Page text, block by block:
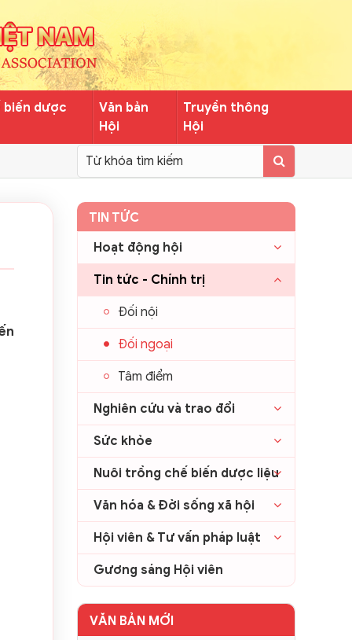
biến dược
Văn bản
Hội
Truyền thông
Hội
TIN TỨC
Hoạt động hội
Tin tức - Chính trị
Đối nội
Đối ngoại
Tâm điểm
Nghiên cứu và trao đổi
Sức khỏe
Nuôi trồng chế biến dược liệu
Văn hóa & Đời sống xã hội
Hội viên & Tư vấn pháp luật
Gương sáng Hội viên
VĂN BẢN MỚI